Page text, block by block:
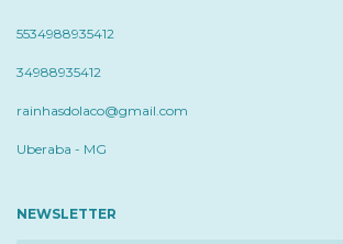
5534988935412
34988935412
rainhasdolaco@gmail.com
Uberaba - MG
NEWSLETTER